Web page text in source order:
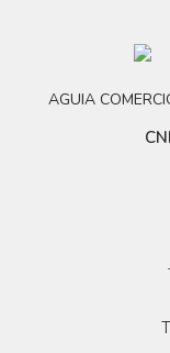
AGUIA